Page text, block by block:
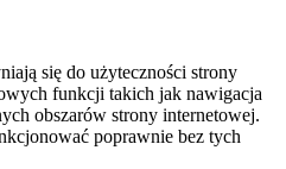
się do użyteczności strony
funkcji takich jak nawigacja
obszarów strony internetowej.
poprawnie bez tych